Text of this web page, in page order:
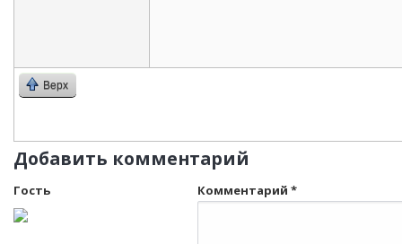
Верх
Добавить комментарий
Гость Комментарий *